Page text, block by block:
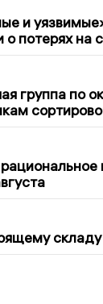
и
потерях на
группа по